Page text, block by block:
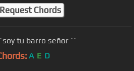
Request Chords
tu barro señor ´´
A E D